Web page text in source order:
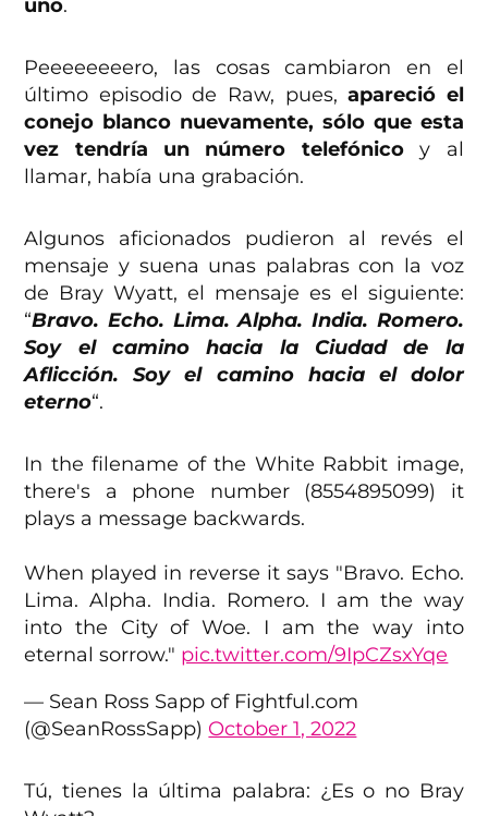
uno.
Peeeeeeeero, las cosas cambiaron en el
último episodio de Raw, pues,apareció el
conejo blanco nuevamente, sólo que esta
vez tendría un número telefónicoy al
llamar, había una grabación.
Algunos aficionados pudieron al revés el
mensaje y suena unas palabras con la voz
de Bray Wyatt, el mensaje es el siguiente:
“Bravo. Echo. Lima. Alpha. India. Romero.
Soy el camino hacia la Ciudad de la
Aflicción. Soy el camino hacia el dolor
eterno“.
In the filename of the White Rabbit image,
there's a phone number (8554895099) it
plays a message backwards.
When played in reverse it says "Bravo. Echo.
Lima. Alpha. India. Romero. I am the way
into the City of Woe. I am the way into
eternal sorrow." pic.twitter.com/9IpCZsxYqe
— Sean Ross Sapp of Fightful.com
(@SeanRossSapp) October 1, 2022
Tú, tienes la última palabra: ¿Es o no Bray